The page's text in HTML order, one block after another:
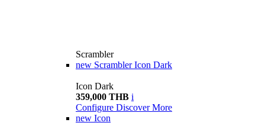
Scrambler
new Scrambler Icon Dark
Icon Dark
359,000 THB i
Configure Discover More
new Icon